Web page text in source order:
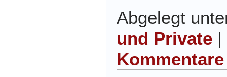
Abgelegt
und Private |